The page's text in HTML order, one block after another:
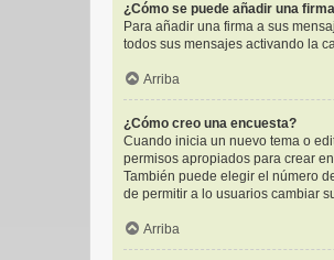
¿Cómo se puede añadir una
Para añadir una firma a sus
todos sus mensajes activando la
Arriba
¿Cómo creo una encuesta?
Cuando inicia un nuevo tema o
permisos apropiados para crear
También puede elegir el número
de permitir a lo usuarios cambiar
Arriba